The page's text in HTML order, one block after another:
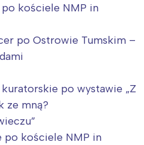
kościele NMP in
po Ostrowie Tumskim –
po wystawie „Z
ze mną?
po kościele NMP in